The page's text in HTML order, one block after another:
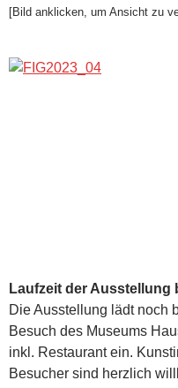
[Bild anklicken, um Ansicht zu
Laufzeit der Ausstellung
Die Ausstellung lädt noch
Besuch des Museums
inkl. Restaurant ein.
Besucher sind herzlich